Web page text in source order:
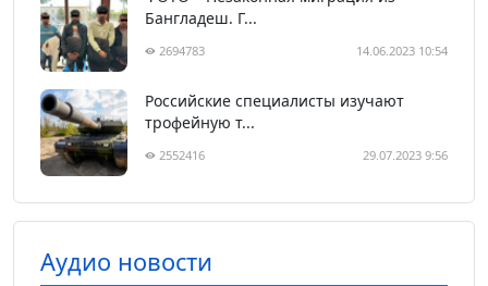
Бангладеш. Г...
2694783 14.06.2023 10:54
Российские специалисты изучают
трофейную т...
2552416 29.07.2023 9:56
Аудио новости